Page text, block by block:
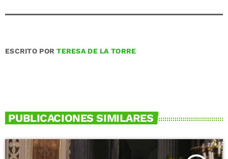
ESCRITO PORTERESA DE LA TORRE
PUBLICACIONES SIMILARES